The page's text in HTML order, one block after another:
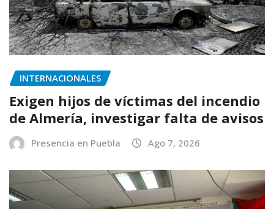
INTERNACIONALES
Exigen hijos de víctimas del incendio
de Almería, investigar falta de avisos
Presencia en Puebla Ago 7, 2026